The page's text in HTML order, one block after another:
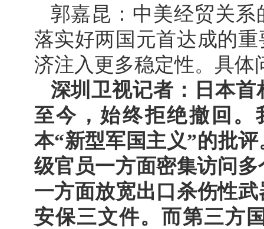
郭嘉昆：中美经贸关
落实好两国元首达成的
济注入更多稳定性。具体
深圳卫视记者：日本
至今，始终拒绝撤回
本“新型军国主义”的批
级官员一方面密集访问
一方面放宽出口杀伤性
安保三文件。而第三方